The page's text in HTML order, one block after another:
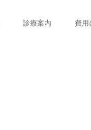
診療案内 費用